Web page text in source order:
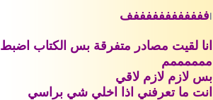
ففففففففففففف
انا لقيت مصادر متفرقة بس الكتاب اضبط
ممممممم
بس لازم لازم لاقي
انت ما تعرفني اذا اخلي شي براسي